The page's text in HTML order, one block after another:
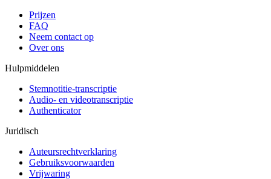
Prijzen
FAQ
Neem contact op
Over ons
Hulpmiddelen
Stemnotitie-transcriptie
Audio- en videotranscriptie
Authenticator
Juridisch
Auteursrechtverklaring
Gebruiksvoorwaarden
Vrijwaring